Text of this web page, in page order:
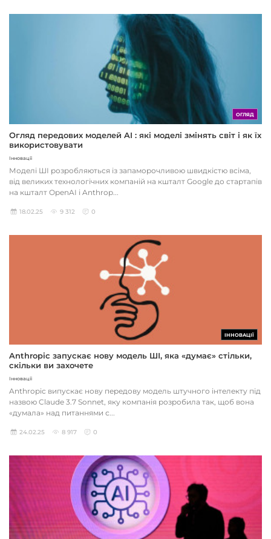
ОГЛЯД
Огляд передових моделей AI : які моделі змінять світ і як їх
використовувати
Інновації
Моделі ШІ розробляються із запаморочливою швидкістю всіма,
від великих технологічних компаній на кшталт Google до стартапів
на кшталт OpenAI і Anthrop...
18.02.25 9 312 0
ІННОВАЦІЇ
Anthropic запускає нову модель ШІ, яка «думає» стільки,
скільки ви захочете
Інновації
Anthropic випускає нову передову модель штучного інтелекту під
назвою Claude 3.7 Sonnet, яку компанія розробила так, щоб вона
«думала» над питаннями с...
24.02.25 8 917 0